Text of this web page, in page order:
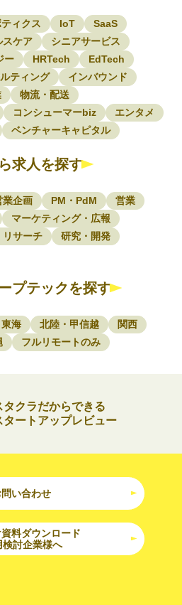
ティクス IoT
SaaS
スケア
シニアサービス
ー
HRTech
EdTech
ティング
インバウンド
物流・配送
コンシューマーbiz
エンタメ
ベンチャーキャピタル
求人を探す
業企画 PM・PdM
営業
マーケティング・広報
リサーチ
研究・開発
プテックを探す
東海 北陸・甲信越
関西
フルリモートのみ
タクラだからできる
タートアップレビュー
問い合わせ
料ダウンロード
検討企業様へ